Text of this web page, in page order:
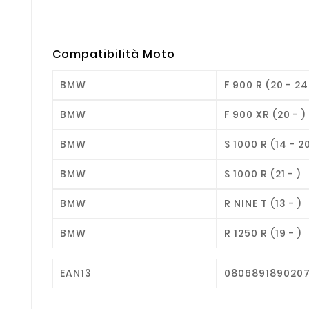
Compatibilità Moto
BMW F 900 R (20 -
BMW F 900 XR (20 - )
BMW S 1000 R (14 -
BMW S 1000 R (21 - )
BMW R NINE T (13 - )
BMW R 1250 R (19 - )
EAN13 0806891890207